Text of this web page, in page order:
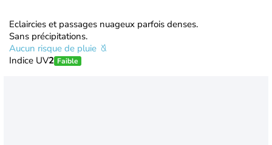
Eclaircies et passages nuageux parfois denses.
Sans précipitations.
Aucun risque de pluie
Indice UV2 Faible